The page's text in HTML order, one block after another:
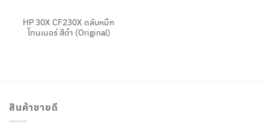
HP 30X CF230X ตลับหมึก
โทนเนอร์ สีดำ (Original)
สินค้าขายดี